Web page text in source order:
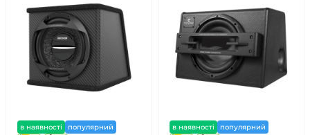
в наявності популярний в наявності популярний